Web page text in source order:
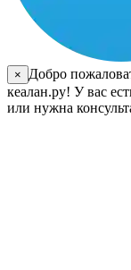
×
Добро
кеалан.ру! У вас
или нужна